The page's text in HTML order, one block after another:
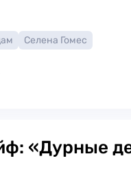
Селена Гомес
«Дурные